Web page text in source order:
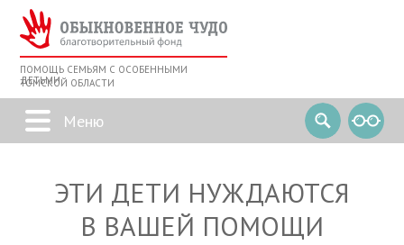
ПОМОЩЬ СЕМЬЯМ С ОСОБЕННЫМИ
ДЕТЬМИ
ТОМСКОЙ ОБЛАСТИ
ЭТИ ДЕТИ НУЖДАЮТСЯ
В ВАШЕЙ ПОМОЩИ